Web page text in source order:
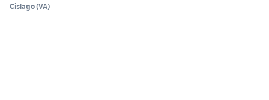
Cislago(VA)